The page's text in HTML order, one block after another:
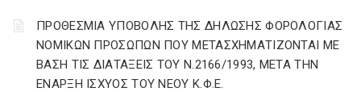
ΠΡΟΘΕΣΜΙΑ ΥΠΟΒΟΛΗΣ ΤΗΣ ΔΗΛΩΣΗΣ ΦΟΡΟΛΟΓΙΑΣ
ΝΟΜΙΚΩΝ ΠΡΟΣΩΠΩΝ ΠΟΥ ΜΕΤΑΣΧΗΜΑΤΙΖΟΝΤΑΙ ΜΕ
ΒΑΣΗ ΤΙΣ ΔΙΑΤΑΞΕΙΣ ΤΟΥ Ν.2166/1993, ΜΕΤΑ ΤΗΝ
ΕΝΑΡΞΗ ΙΣΧΥΟΣ ΤΟΥ ΝΕΟΥ Κ.Φ.Ε.